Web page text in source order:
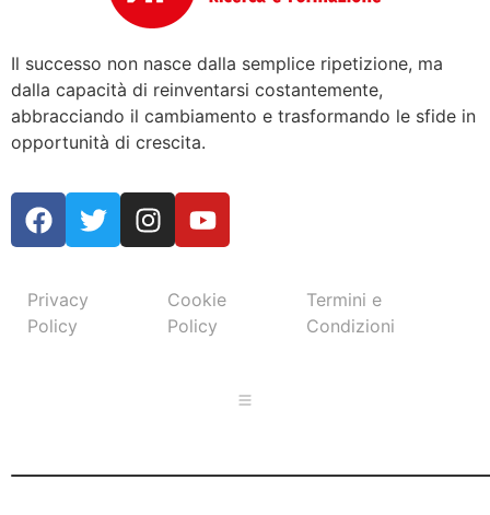
Il successo non nasce dalla semplice ripetizione, ma
dalla capacità di reinventarsi costantemente,
abbracciando il cambiamento e trasformando le sfide in
opportunità di crescita.
Privacy
Policy
Cookie
Policy
Termini e
Condizioni